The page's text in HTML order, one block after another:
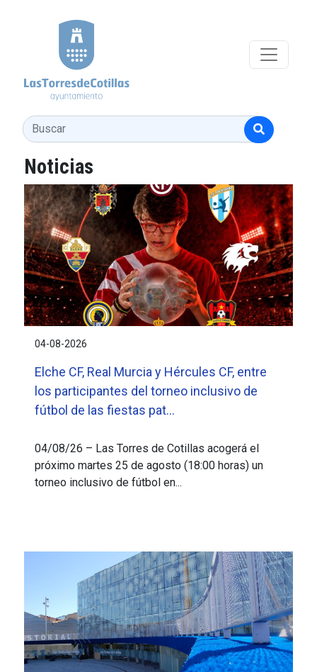
Buscar
Noticias
04-08-2026
Elche CF, Real Murcia y Hércules CF, entre
los participantes del torneo inclusivo de
fútbol de las fiestas pat...
04/08/26 – Las Torres de Cotillas acogerá el
próximo martes 25 de agosto (18:00 horas) un
torneo inclusivo de fútbol en...